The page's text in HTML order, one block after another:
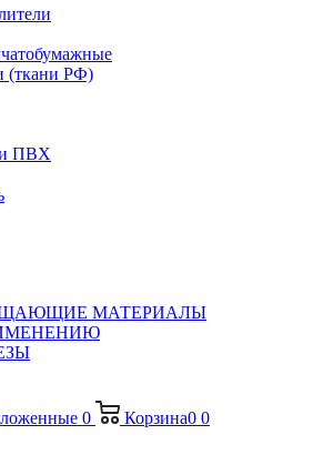
(ткани РФ)
ПВХ
МАТЕРИАЛЫ
0 Корзина0 0